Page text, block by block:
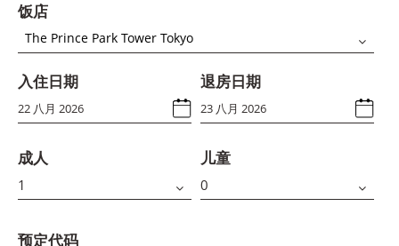
饭店
The Prince Park Tower Tokyo
入住日期 退房日期
成人 儿童
预定代码